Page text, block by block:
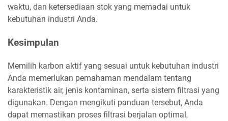
waktu, dan ketersediaan stok yang memadai untuk
kebutuhan industri Anda.
Kesimpulan
Memilih karbon aktif yang sesuai untuk kebutuhan industri
Anda memerlukan pemahaman mendalam tentang
karakteristik air, jenis kontaminan, serta sistem filtrasi yang
digunakan. Dengan mengikuti panduan tersebut, Anda
dapat memastikan proses filtrasi berjalan optimal,